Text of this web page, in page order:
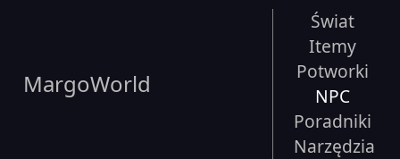
MargoWorld
Świat
Itemy
Potworki
NPC
Poradniki
Narzędzia